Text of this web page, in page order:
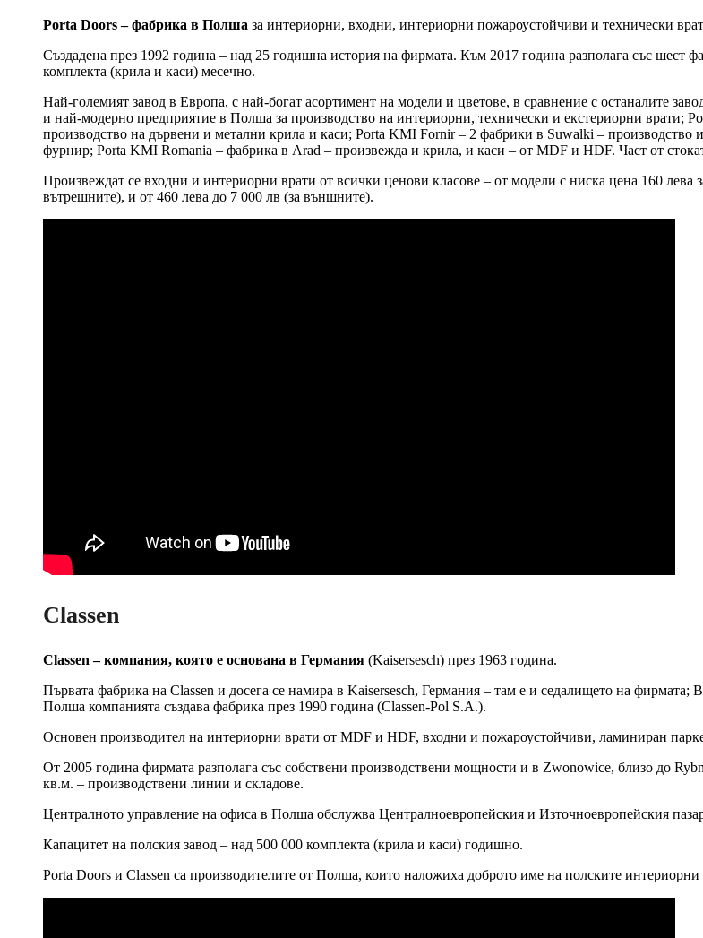
Porta Doors – фабрика в Полша за интериорни, входни, интериорни пожароустойчиви и технически
Създадена през 1992 година – над 25 годишна история на фирмата. Към 2017 година разполага със шест
комплекта (крила и каси) месечно.
Най-големият завод в Европа, с най-богат асортимент на модели и цветове, в сравнение с останалите
и най-модерно предприятие в Полша за производство на интериорни, технически и екстериорни врати;
производство на дървени и метални крила и каси; Porta KMI Fornir – 2 фабрики в Suwalki –
фурнир; Porta KMI Romania – фабрика в Arad – произвежда и крила, и каси – от MDF и HDF. Част от
Произвеждат се входни и интериорни врати от всички ценови класове – от модели с ниска цена 160 лева
вътрешните), и от 460 лева до 7 000 лв (за външните).
Classen
Classen – компания, която е основана в Германия(Kaisersesch) през 1963 година.
Първата фабрика на Classen и досега се намира в Kaisersesch, Германия – там е и седалището на фирмата;
Полша компанията създава фабрика през 1990 година (Classen-Pol S.A.).
Основен производител на интериорни врати от MDF и HDF, входни и пожароустойчиви, ламиниран
От 2005 година фирмата разполага със собствени производствени мощности и в Zwonowice, близо до
кв.м. – производствени линии и складове.
Централното управление на офиса в Полша обслужва Централноевропейския и Източноевропейския
Капацитет на полския завод – над 500 000 комплекта (крила и каси) годишно.
Porta Doors и Classen са производителите от Полша, които наложиха доброто име на полските